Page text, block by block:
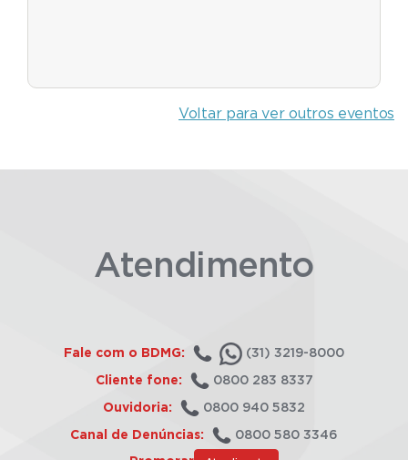
Voltar para ver outros eventos
Atendimento
Fale com o BDMG: (31) 3219-8000
Cliente fone: 0800 283 8337
Ouvidoria: 0800 940 5832
Canal de Denúncias: 0800 580 3346